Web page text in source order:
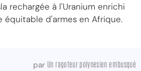
rechargée à l'Uranium enrichi
équitable d'armes en Afrique.
par Un ragoteur polynesien embusqué